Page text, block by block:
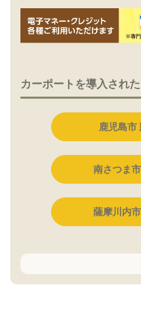
カーポートを導入され
鹿児島市
南さつま
薩摩川内